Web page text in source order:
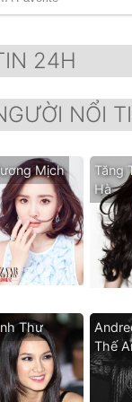
24H
NỔI
Mịch
Tăng
Hà
Thư
Thế